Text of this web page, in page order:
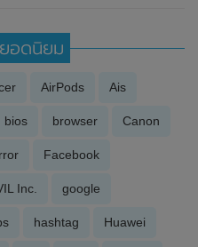
อดนิยม
AirPods Ais
bios browser Canon
Facebook
Inc. google
hashtag Huawei